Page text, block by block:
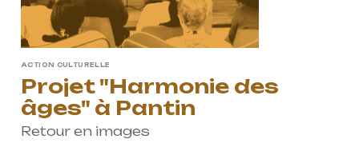
ACTION CULTURELLE
Projet "Harmonie des
âges" à Pantin
Retour en images